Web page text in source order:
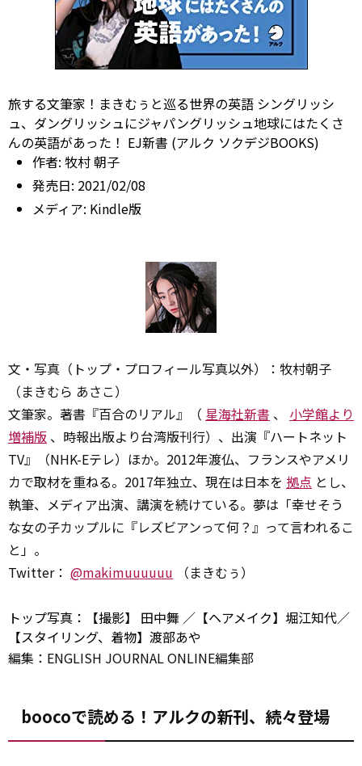
旅する文筆家！まきむぅと巡る世界の英語 シングリッシ
ュ、ダングリッシュにジャパングリッシュ――地球にはたくさ
んの英語があった！ EJ新書 (アルク ソクデジBOOKS)
作者: 牧村 朝子
発売日: 2021/02/08
メディア: Kindle版
文・写真（トップ・プロフィール写真以外）：牧村朝子
（まきむら あさこ）
文筆家。著書『百合のリアル』（ 星海社新書 、 小学館より
増補版 、時報出版より台湾版刊行）、出演『ハートネット
TV』（NHK-Eテレ）ほか。2012年渡仏、フランスやアメリ
カで取材を重ねる。2017年独立、現在は日本を 拠点 とし、
執筆、メディア出演、講演を続けている。夢は「幸せそう
な女の子カップルに『レズビアンって何？』って言われるこ
と」。
Twitter： @makimuuuuuu （まきむぅ）
トップ写真：【撮影】 田中舞 ／【ヘアメイク】堀江知代／
【スタイリング、着物】渡部あや
編集：ENGLISH JOURNAL ONLINE編集部
boocoで読める！アルクの新刊、続々登場